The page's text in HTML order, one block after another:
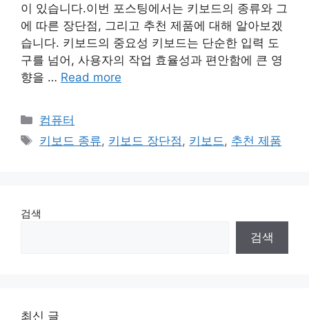
이 있습니다.이번 포스팅에서는 키보드의 종류와 그
에 따른 장단점, 그리고 추천 제품에 대해 알아보겠
습니다. 키보드의 중요성 키보드는 단순한 입력 도
구를 넘어, 사용자의 작업 효율성과 편안함에 큰 영
향을 … Read more
Categories
컴퓨터
Tags
키보드 종류, 키보드 장단점 , 키보드 , 추천 제품
검색
검색
최신 글